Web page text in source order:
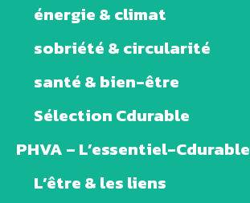
énergie & climat
sobriété & circularité
santé & bien-être
Sélection Cdurable
PHVA – L’essentiel-Cdurable
L’être & les liens